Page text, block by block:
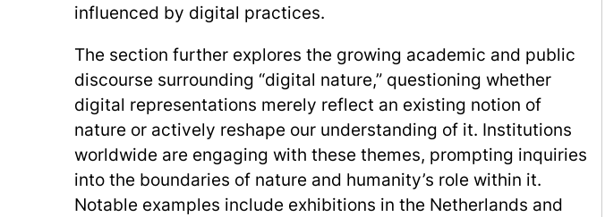
influenced by digital practices.
The section further explores the growing academic and public
discourse surrounding “digital nature,” questioning whether
digital representations merely reflect an existing notion of
nature or actively reshape our understanding of it. Institutions
worldwide are engaging with these themes, prompting inquiries
into the boundaries of nature and humanity’s role within it.
Notable examples include exhibitions in the Netherlands and